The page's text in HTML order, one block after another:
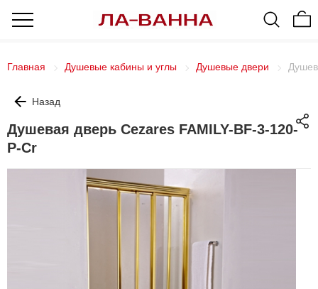
Главная Душевые кабины и углы Душевые двери
Назад
Душевая дверь Cezares FAMILY-BF-3-120-
P-Cr